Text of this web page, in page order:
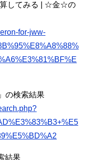
算してみる | ☆金☆の
for-jww-
の検索結果
結果